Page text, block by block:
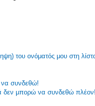
του ονόματός μου στη
συνδεθώ!
δεν μπορώ να συνδεθώ